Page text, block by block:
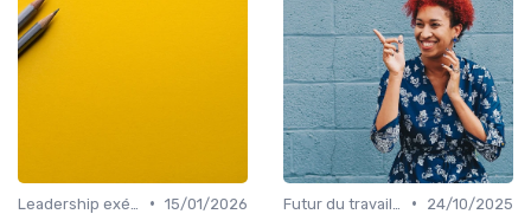
• 15/01/2026
•
24/10/2025